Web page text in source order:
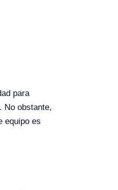
para
No obstante,
equipo es